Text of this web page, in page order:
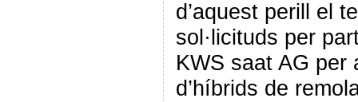
d’aquest perill el
sol·licituds per
KWS saat AG per
d’híbrids de